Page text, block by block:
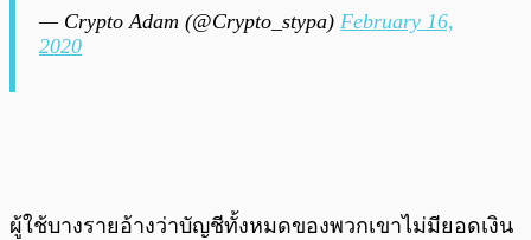
— Crypto Adam (@Crypto_stypa) February 16,
2020
ผู้ใช้บางรายอ้างว่าบัญชีทั้งหมดของพวกเขาไม่มียอดเงิน